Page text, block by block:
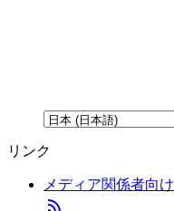
リンク
メディア関係者向け